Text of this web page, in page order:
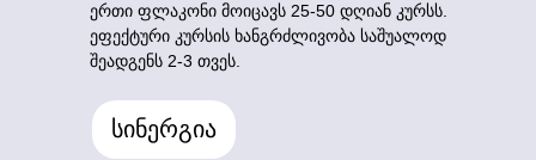
ერთი ფლაკონი მოიცავს 25-50 დღიან კურსს.
ეფექტური კურსის ხანგრძლივობა საშუალოდ
შეადგენს 2-3 თვეს.
სინერგია